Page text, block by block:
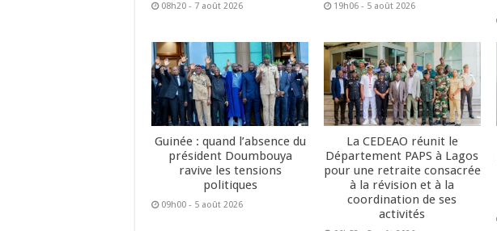
08h20 - 7 août 2026 19h06 - 5 août 2026
Guinée : quand l’absence du
président Doumbouya
ravive les tensions
politiques
09h00 - 5 août 2026
La CEDEAO réunit le
Département PAPS à Lagos
pour une retraite consacrée
à la révision et à la
coordination de ses
activités